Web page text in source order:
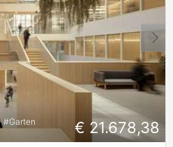
#Garten
€ 21.678,38